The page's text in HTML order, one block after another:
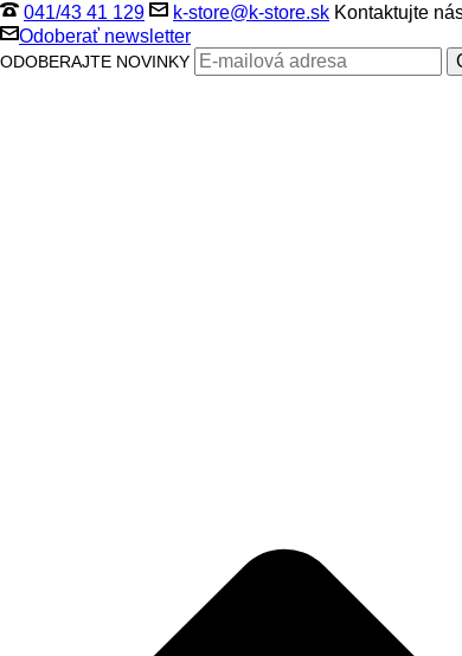
041/43 41 129 k-store@k-store.sk Kontaktujte
Odoberať newsletter
ODOBERAJTE NOVINKY